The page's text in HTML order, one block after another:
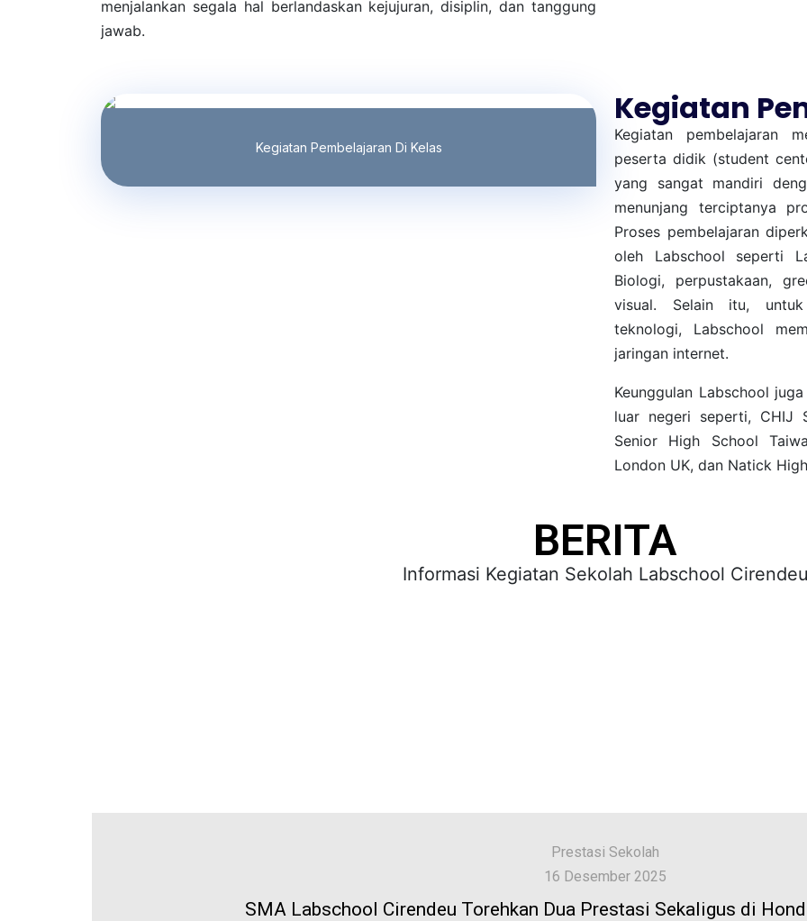
menjalankan segala hal berlandaskan kejujuran, disiplin, dan tanggung
jawab.
Kegiatan Pembelajaran Di Kelas
Kegiatan
Kegiatan pembelajaran
peserta didik (student
yang sangat mandiri
menunjang terciptanya
Proses pembelajaran
oleh Labschool seperti
Biologi, perpustakaan,
visual. Selain itu, untuk
teknologi, Labschool
jaringan internet.
Keunggulan Labschool
luar negeri seperti, CHIJ
Senior High School
London UK, dan Natick
BERITA
Informasi Kegiatan Sekolah Labschool
Prestasi Sekolah
16 Desember 2025
SMA Labschool Cirendeu Torehkan Dua Prestasi Sekaligus di